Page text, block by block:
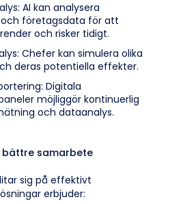
AI kan analysera
företagsdata för att
och risker tidigt.
Chefer kan simulera olika
deras potentiella effekter.
Digitala
möjliggör kontinuerlig
och dataanalys.
bättre samarbete
sig på effektivt
erbjuder: